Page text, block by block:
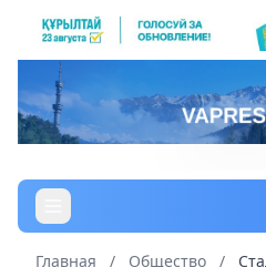
Главная / Общество /